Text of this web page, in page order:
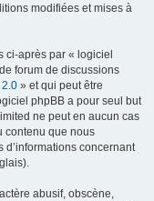
modifiées et mises à
ci-après par « logiciel
forum de discussions
» et qui peut être
phpBB a pour seul but
ne peut en aucun cas
contenu que nous
d’informations concernant
abusif, obscène,